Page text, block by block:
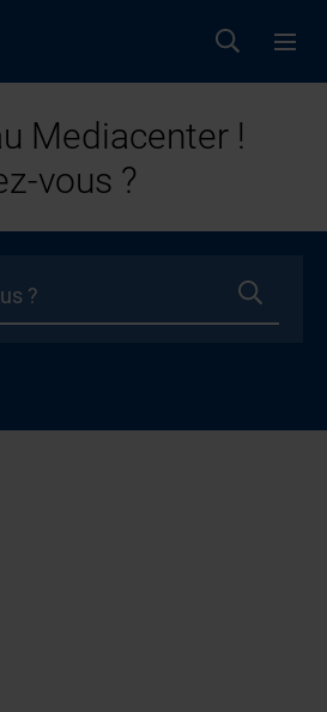
Mediacenter !
vous ?